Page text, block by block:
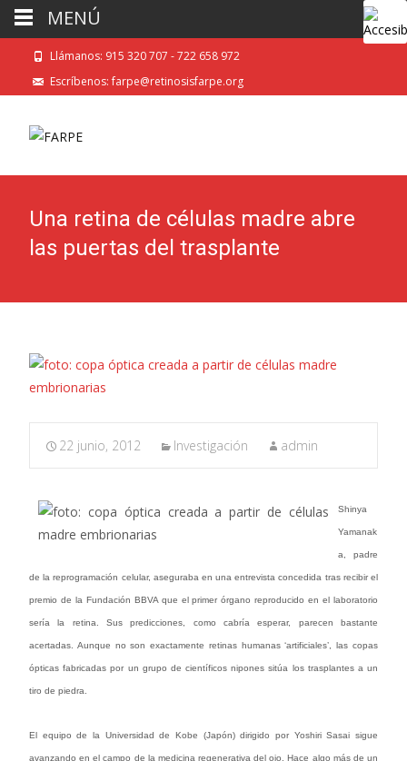
Llámanos: 915 320 707 - 722 658 972
Escríbenos: farpe@retinosisfarpe.org
Una retina de células madre abre
las puertas del trasplante
22 junio, 2012 Investigación admin
Shinya
Yamanak
a, padre
de la reprogramación celular, aseguraba en una entrevista concedida tras recibir el
premio de la Fundación BBVA que el primer órgano reproducido en el laboratorio
sería la retina. Sus predicciones, como cabría esperar, parecen bastante
acertadas. Aunque no son exactamente retinas humanas ‘artificiales’, las copas
ópticas fabricadas por un grupo de científicos nipones sitúa los trasplantes a un
tiro de piedra.
El equipo de la Universidad de Kobe (Japón) dirigido por Yoshiri Sasai sigue
avanzando en el campo de la medicina regenerativa del ojo. Hace algo más de un
MENÚ